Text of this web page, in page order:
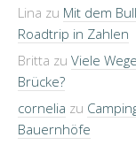
Lina zu Mit dem
Roadtrip in Zahlen
Britta zu Viele
Brücke?
cornelia zu
Bauernhöfe